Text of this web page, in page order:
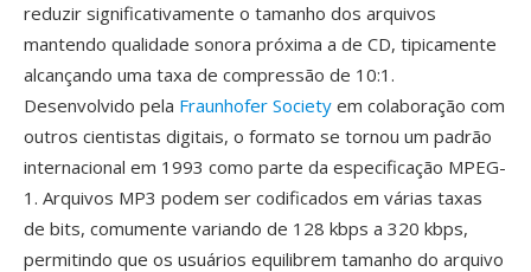
reduzir significativamente o tamanho dos arquivos
mantendo qualidade sonora próxima a de CD, tipicamente
alcançando uma taxa de compressão de 10:1.
Desenvolvido pela Fraunhofer Society em colaboração com
outros cientistas digitais, o formato se tornou um padrão
internacional em 1993 como parte da especificação MPEG-
1. Arquivos MP3 podem ser codificados em várias taxas
de bits, comumente variando de 128 kbps a 320 kbps,
permitindo que os usuários equilibrem tamanho do arquivo